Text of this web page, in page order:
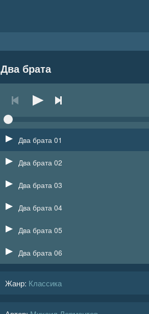
Два брата
Два брата 01
Два брата 02
Два брата 03
Два брата 04
Два брата 05
Два брата 06
Жанр: Классика